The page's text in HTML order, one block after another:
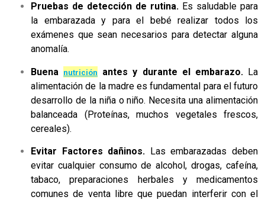
Pruebas de detección de rutina. Es saludable para
la embarazada y para el bebé realizar todos los
exámenes que sean necesarios para detectar alguna
anomalía.
Buena nutrición antes y durante el embarazo. La
alimentación de la madre es fundamental para el futuro
desarrollo de la niña o niño. Necesita una alimentación
balanceada (Proteínas, muchos vegetales frescos,
cereales).
Evitar Factores dañinos. Las embarazadas deben
evitar cualquier consumo de alcohol, drogas, cafeína,
tabaco, preparaciones herbales y medicamentos
comunes de venta libre que puedan interferir con el